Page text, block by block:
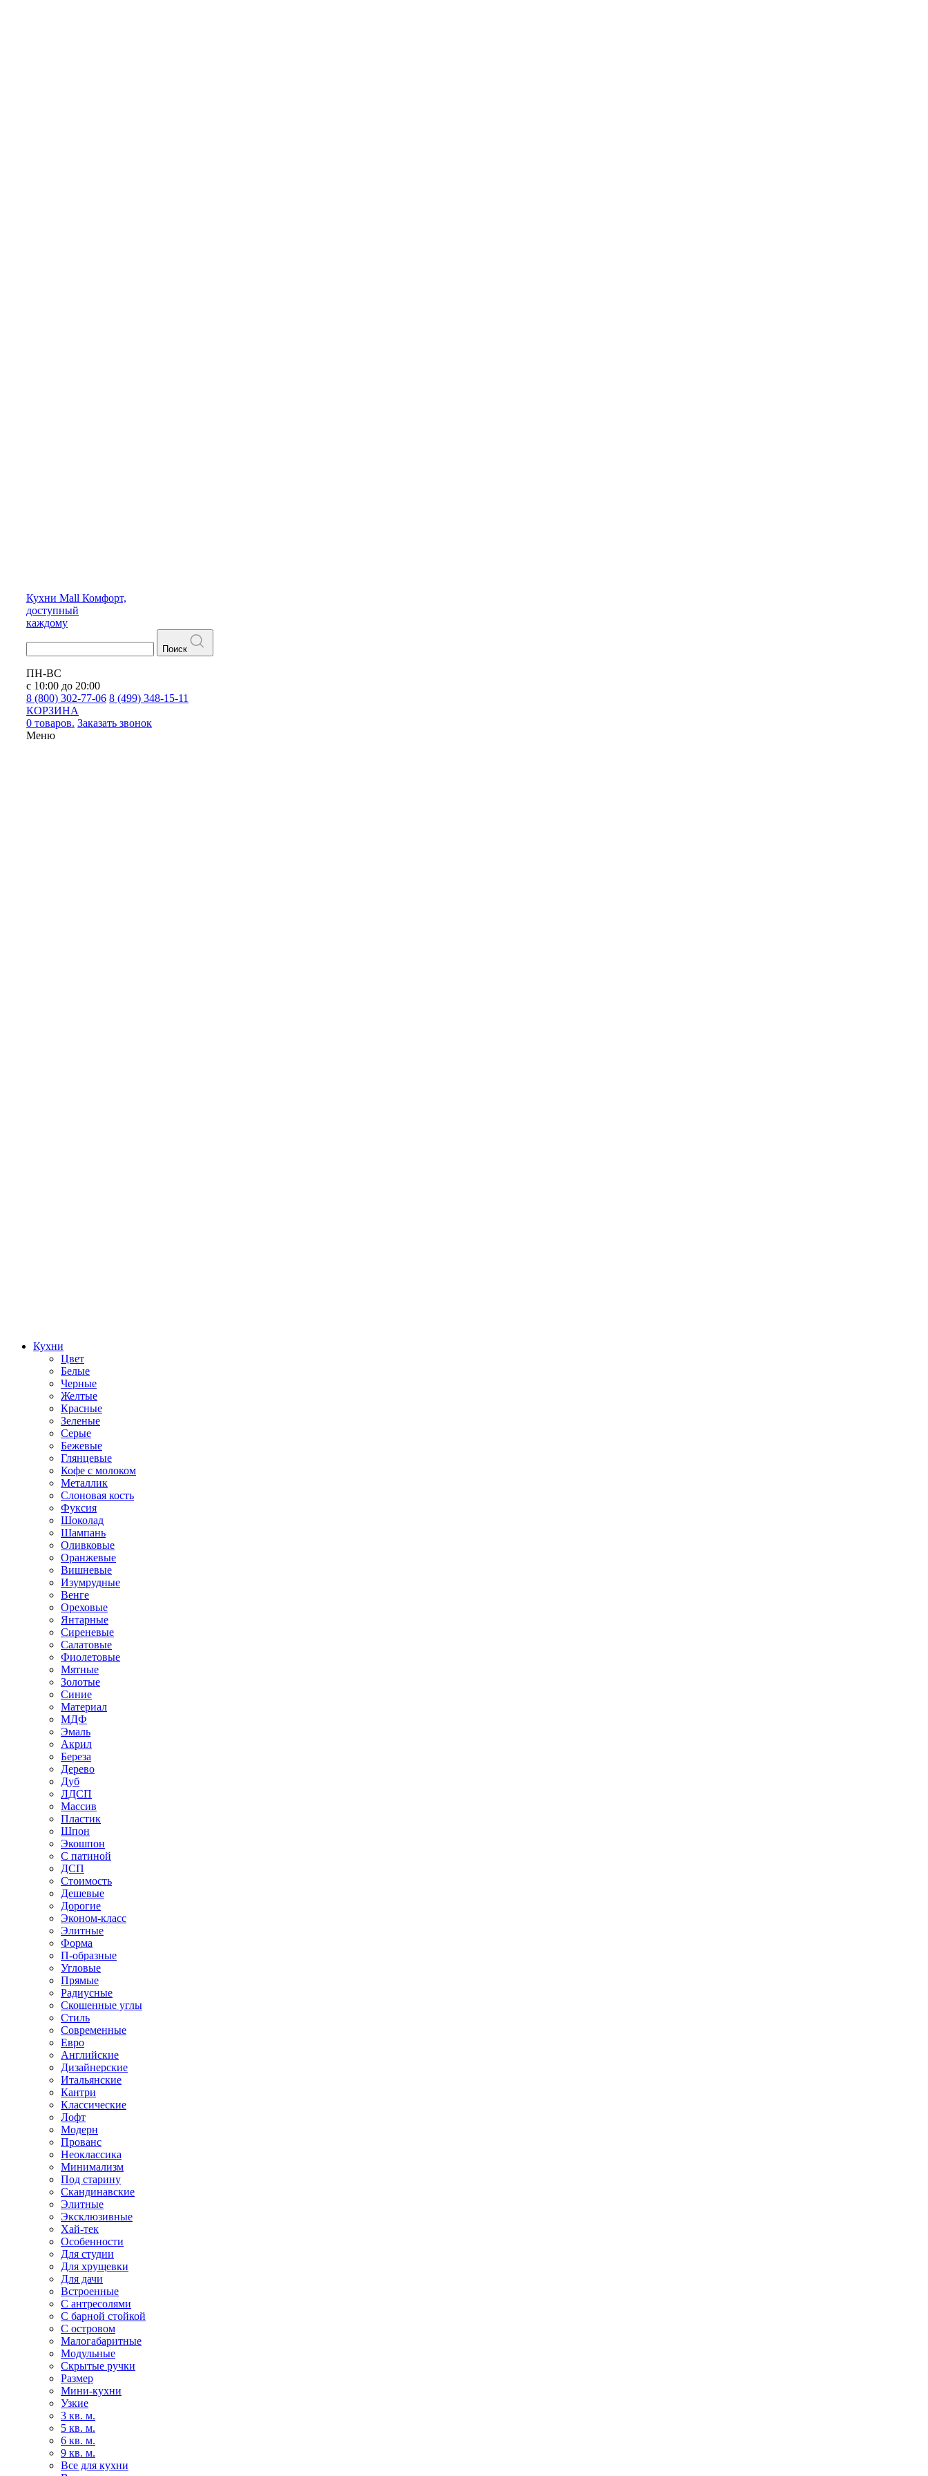
Кухни Mall Комфорт,
доступный
каждому
Поиск
ПН-ВС
с 10:00 до 20:00
8 (800) 302-77-06 8 (499) 348-15-11
КОРЗИНА
0 товаров. Заказать звонок
Меню
Кухни
Цвет
Белые
Черные
Желтые
Красные
Зеленые
Серые
Бежевые
Глянцевые
Кофе с молоком
Металлик
Слоновая кость
Фуксия
Шоколад
Шампань
Оливковые
Оранжевые
Вишневые
Изумрудные
Венге
Ореховые
Янтарные
Сиреневые
Салатовые
Фиолетовые
Мятные
Золотые
Синие
Материал
МДФ
Эмаль
Акрил
Береза
Дерево
Дуб
ЛДСП
Массив
Пластик
Шпон
Экошпон
С патиной
ДСП
Стоимость
Дешевые
Дорогие
Эконом-класс
Элитные
Форма
П-образные
Угловые
Прямые
Радиусные
Скошенные углы
Стиль
Современные
Евро
Английские
Дизайнерские
Итальянские
Кантри
Классические
Лофт
Модерн
Прованс
Неоклассика
Минимализм
Под старину
Скандинавские
Элитные
Эксклюзивные
Хай-тек
Особенности
Для студии
Для хрущевки
Для дачи
Встроенные
С антресолями
С барной стойкой
С островом
Малогабаритные
Модульные
Скрытые ручки
Размер
Мини-кухни
Узкие
3 кв. м.
5 кв. м.
6 кв. м.
9 кв. м.
Все для кухни